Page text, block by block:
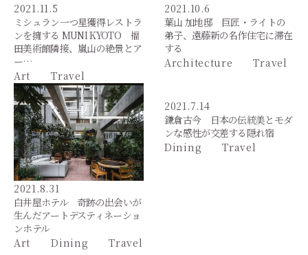
2021.11.5
ミシュラン一つ星獲得レストラ
ンを擁する MUNI KYOTO 福
田美術館隣接、嵐山の絶景とア
ー…
Art
Travel
2021.10.6
葉山 加地邸 巨匠・ライトの
弟子、遠藤新の名作住宅に滞在
する
Architecture
Travel
2021.8.31
白井屋ホテル 奇跡の出会いが
生んだアートデスティネーショ
ンホテル
Art
Dining Travel
2021.7.14
鎌倉古今 日本の伝統美とモダ
ンな感性が交差する隠れ宿
Dining
Travel